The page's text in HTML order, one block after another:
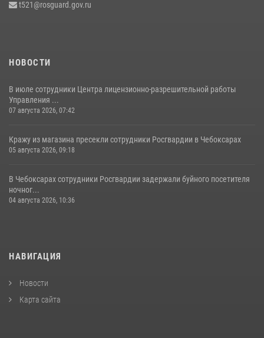
t521@rosguard.gov.ru
НОВОСТИ
В июле сотрудники Центра лицензионно-разрешительной работы
Управления ...
07 августа 2026, 07:42
Кражу из магазина пресекли сотрудники Росгвардии в Чебоксарах
05 августа 2026, 09:18
В Чебоксарах сотрудники Росгвардии задержали буйного посетителя
ночног...
04 августа 2026, 10:36
НАВИГАЦИЯ
Новости
Карта сайта